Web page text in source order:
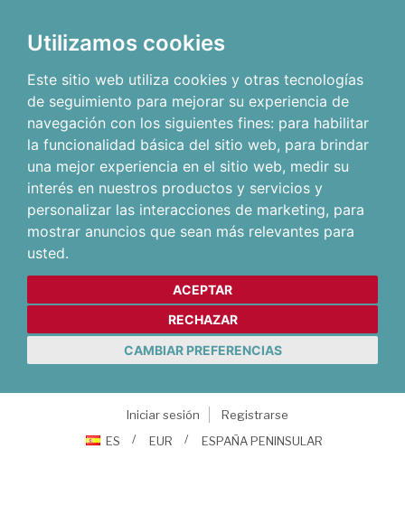
Utilizamos cookies
Este sitio web utiliza cookies y otras tecnologías
de seguimiento para mejorar su experiencia de
navegación con los siguientes fines: para habilitar
la funcionalidad básica del sitio web, para brindar
una mejor experiencia en el sitio web, medir su
interés en nuestros productos y servicios y
personalizar las interacciones de marketing, para
mostrar anuncios que sean más relevantes para
usted.
ACEPTAR
RECHAZAR
CAMBIAR PREFERENCIAS
Iniciar sesión
Registrarse
ES
EUR ESPAÑA PENINSULAR